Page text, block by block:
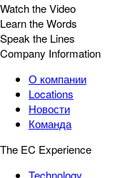
Watch the Video
Learn the Words
Speak the Lines
Company Information
О компании
Locations
Новости
Команда
The EC Experience